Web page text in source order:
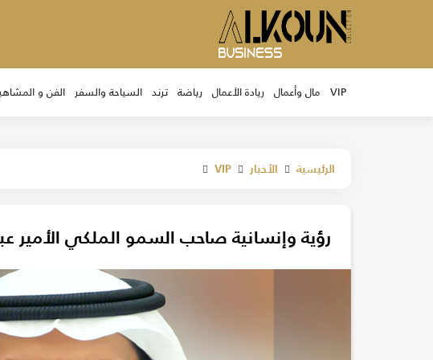
VIP مال وأعمال ريادة الأعمال رياضة ترند السياحة والسفر الفن و
الرئيسية الأخبار VIP
رؤية وإنسانية صاحب السمو الملكي الأمير